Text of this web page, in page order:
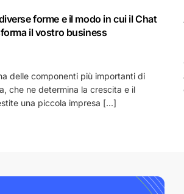
forme e il modo in cui il Chat
il vostro business
delle componenti più importanti di
che ne determina la crescita e il
una piccola impresa [...]